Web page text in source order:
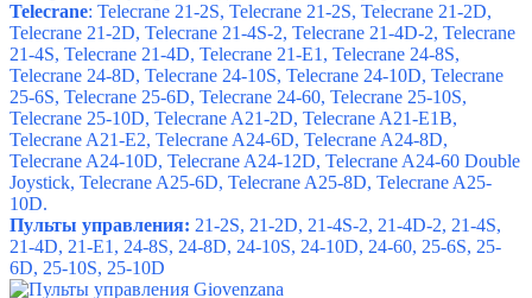
Telecrane: Telecrane 21-2S, Telecrane 21-2S, Telecrane 21-2D,
Telecrane 21-2D, Telecrane 21-4S-2, Telecrane 21-4D-2, Telecrane
21-4S, Telecrane 21-4D, Telecrane 21-E1, Telecrane 24-8S,
Telecrane 24-8D, Telecrane 24-10S, Telecrane 24-10D, Telecrane
25-6S, Telecrane 25-6D, Telecrane 24-60, Telecrane 25-10S,
Telecrane 25-10D, Telecrane A21-2D, Telecrane A21-E1B,
Telecrane A21-E2, Telecrane A24-6D, Telecrane A24-8D,
Telecrane A24-10D, Telecrane A24-12D, Telecrane A24-60 Double
Joystick, Telecrane A25-6D, Telecrane A25-8D, Telecrane A25-
10D.
Пульты управления: 21-2S, 21-2D, 21-4S-2, 21-4D-2, 21-4S,
21-4D, 21-E1 , 24-8S, 24-8D, 24-10S, 24-10D, 24-60, 25-6S, 25-
6D, 25-10S, 25-10D